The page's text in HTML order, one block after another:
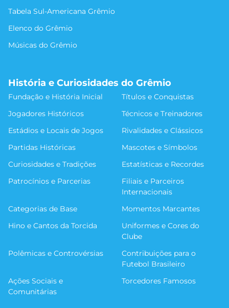
Tabela Sul-Americana Grêmio
Elenco do Grêmio
Músicas do Grêmio
História e Curiosidades do Grêmio
Fundação e História Inicial
Títulos e Conquistas
Jogadores Históricos
Técnicos e Treinadores
Estádios e Locais de Jogos
Rivalidades e Clássicos
Partidas Históricas
Mascotes e Símbolos
Curiosidades e Tradições
Estatísticas e Recordes
Patrocínios e Parcerias
Filiais e Parceiros
Internacionais
Categorias de Base
Momentos Marcantes
Hino e Cantos da Torcida
Uniformes e Cores do
Clube
Polêmicas e Controvérsias
Contribuições para o
Futebol Brasileiro
Ações Sociais e
Comunitárias
Torcedores Famosos